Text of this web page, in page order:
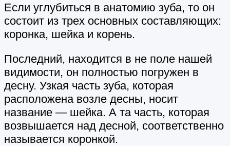
Если углубиться в анатомию зуба, то он
состоит из трех основных составляющих:
коронка, шейка и корень.
Последний, находится в не поле нашей
видимости, он полностью погружен в
десну. Узкая часть зуба, которая
расположена возле десны, носит
название — шейка. А та часть, которая
возвышается над десной, соответственно
называется коронкой.